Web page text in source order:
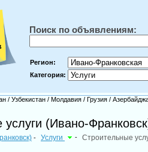
Поиск по объявлениям:
Регион:
Категория:
/ Узбекистан / Молдавия / Грузия /
услуги (Ивано-
- Услуги - Строительные